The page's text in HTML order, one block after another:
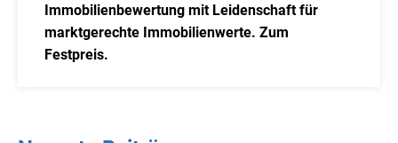
Immobilienbewertung mit Leidenschaft für
marktgerechte Immobilienwerte. Zum
Festpreis.